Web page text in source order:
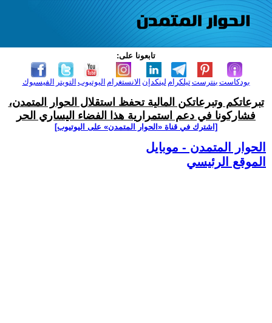
تابعونا على:
الفيسبوك التويتر اليوتيوب الانستغرام لينكدإن تيلكرامبنترست بودكاست
تبرعاتكم وتبرعاتكن المالية تحفظ استقلال الحوار المتمدن،
فشاركونا في دعم استمرارية هذا الفضاء اليساري الحر
[اشترك في قناة ‫«الحوار المتمدن» على اليوتيوب]
الحوار المتمدن - موبايل
الموقع الرئيسي